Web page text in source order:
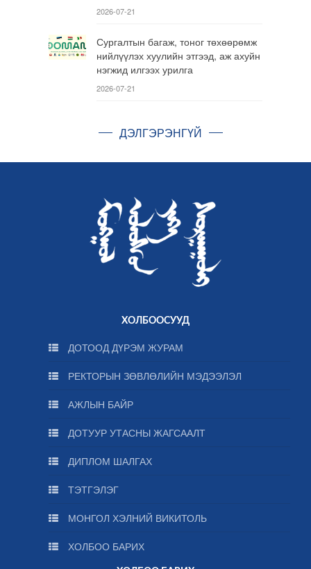
2026-07-21
Сургалтын багаж, тоног төхөөрөмж
нийлүүлэх хуулийн этгээд, аж ахуйн
нэгжид илгээх урилга
2026-07-21
ДЭЛГЭРЭНГҮЙ
ХОЛБООСУУД
ДОТООД ДҮРЭМ ЖУРАМ
РЕКТОРЫН ЗӨВЛӨЛИЙН МЭДЭЭЛЭЛ
АЖЛЫН БАЙР
ДОТУУР УТАСНЫ ЖАГСААЛТ
ДИПЛОМ ШАЛГАХ
ТЭТГЭЛЭГ
МОНГОЛ ХЭЛНИЙ ВИКИТОЛЬ
ХОЛБОО БАРИХ